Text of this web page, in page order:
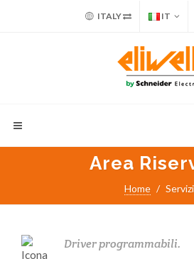
ITALY IT
Area
Home Servizi
Driver programmabili.